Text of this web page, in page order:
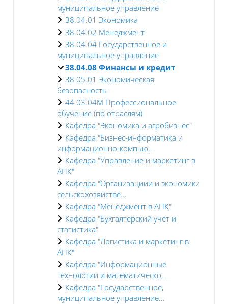
муниципальное управление
38.04.01 Экономика
38.04.02 Менеджмент
38.04.04 Государственное и
муниципальное управление
38.04.08 Финансы и кредит
38.05.01 Экономическая
безопасность
44.03.04М Профессиональное
обучение (по отраслям)
Кафедра "Экономика и агробизнес"
Кафедра "Бизнес-информатика и
информационно-компью...
Кафедра "Управление и маркетинг в
АПК"
Кафедра "Организациии и экономики
сельскохозяйстве...
Кафедра "Менеджмент в АПК"
Кафедра "Бухгалтерский учет и
статистика"
Кафедра "Логистика и маркетинг в
АПК"
Кафедра "Информационные
технологии и математическо...
Кафедра "Государственное,
муниципальное управление...